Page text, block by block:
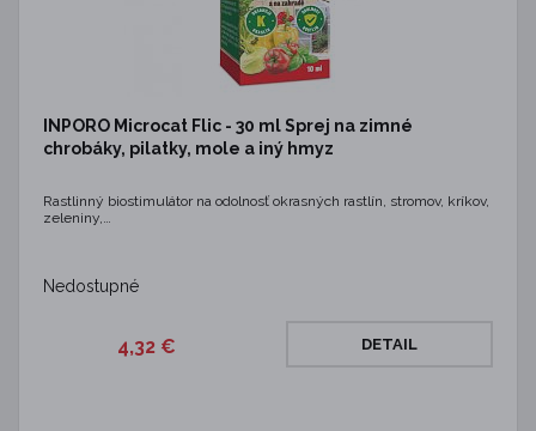
INPORO Microcat Flic - 30 ml Sprej na zimné
chrobáky, pilatky, mole a iný hmyz
Rastlinný biostimulátor na odolnosť okrasných rastlín, stromov, kríkov,
zeleniny,…
Nedostupné
4,32 € DETAIL